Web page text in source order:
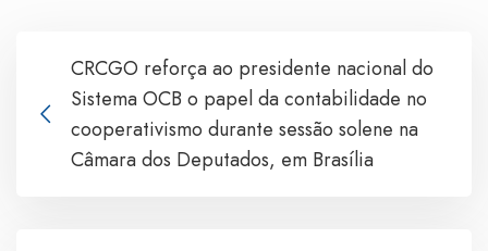
CRCGO reforça ao presidente nacional do
Sistema OCB o papel da contabilidade no
cooperativismo durante sessão solene na
Câmara dos Deputados, em Brasília